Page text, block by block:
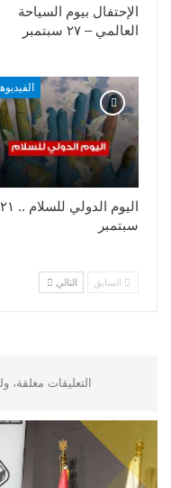
الإحتفال بيوم السياحة
العالمي – ٢٧ سبتمبر
اليوم الدولي للسلام .. ٢١
سبتمبر
السابق التالي
التعليقات مغلقة،